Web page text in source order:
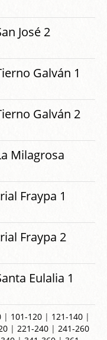
José 2
Galván 1
Galván 2
Milagrosa
Fraypa 1
Fraypa 2
Eulalia 1
| 101-120 | 121-140 |
| 221-240 | 241-260